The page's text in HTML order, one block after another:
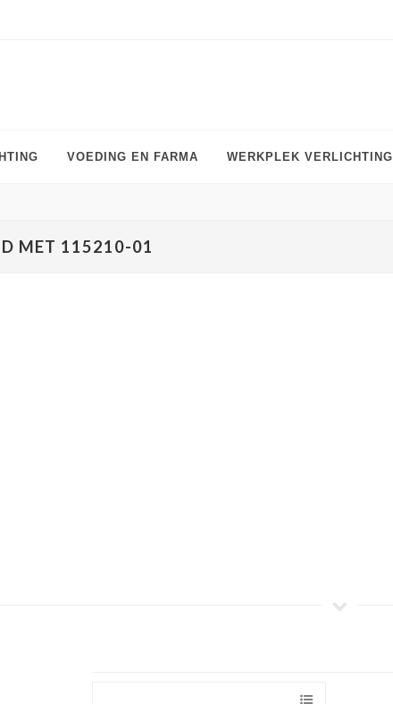
VOEDING EN FARMA WERKPLEK VERLICHTING
MET 115210-01